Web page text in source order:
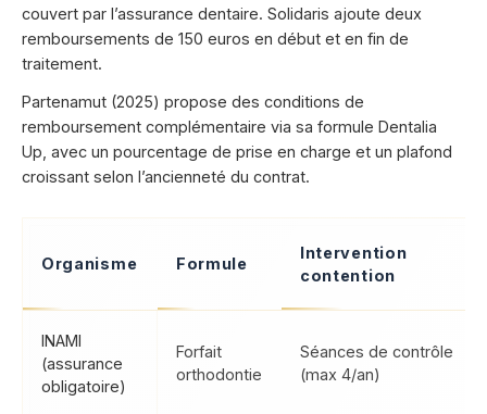
couvert par l’assurance dentaire. Solidaris ajoute deux
remboursements de 150 euros en début et en fin de
traitement.
Partenamut (2025) propose des conditions de
remboursement complémentaire via sa formule Dentalia
Up, avec un pourcentage de prise en charge et un plafond
croissant selon l’ancienneté du contrat.
Organisme Formule
Intervention
contention
INAMI
(assurance
obligatoire)
Forfait
orthodontie
Séances de contrôle
(max 4/an)